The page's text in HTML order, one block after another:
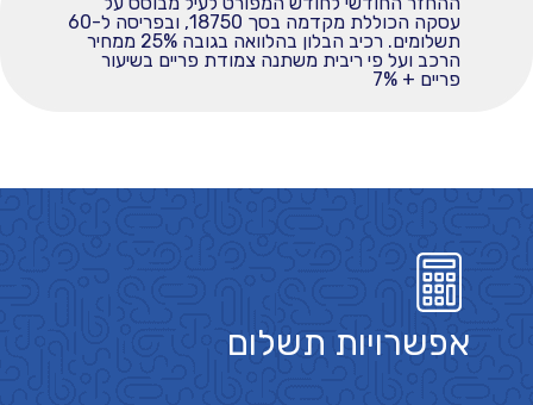
עסקה הכוללת מקדמה בסך 18750, ובפריסה ל-60
תשלומים. רכיב הבלון בהלוואה בגובה 25% ממחיר
הרכב ועל פי ריבית משתנה צמודת פריים בשיעור
פריים + 7%
אפשרויות תשלום